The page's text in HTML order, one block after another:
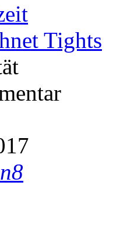
Tights